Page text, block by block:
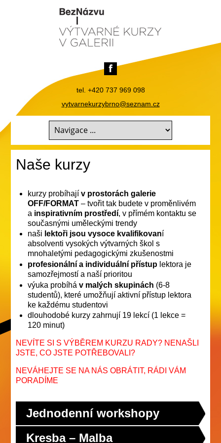
tel. +420 737 969 098
vytvarnekurzybrno@seznam.cz
Naše kurzy
kurzy probíhajív prostorách galerie
OFF/FORMAT – tvořit tak budete v proměnlivém
a inspirativním prostředí, v přímém kontaktu se
současnými uměleckými trendy
naši lektoři jsou vysoce kvalifikovaní
absolventi vysokých výtvarných škol s
mnohaletými pedagogickými zkušenostmi
profesionální a individuální přístup lektora je
samozřejmostí a naší prioritou
výuka probíháv malých skupinách (6-8
studentů), které umožňují aktivní přístup lektora
ke každému studentovi
dlouhodobé kurzy zahrnují 19 lekcí (1 lekce =
120 minut)
NEVÍTE SI S VÝBĚREM KURZU RADY? NENAŠLI
JSTE, CO JSTE POTŘEBOVALI?
NEVÁHEJTE SE NA NÁS OBRÁTIT, RÁDI VÁM
PORADÍME
Jednodenní workshopy
Kresba – Malba